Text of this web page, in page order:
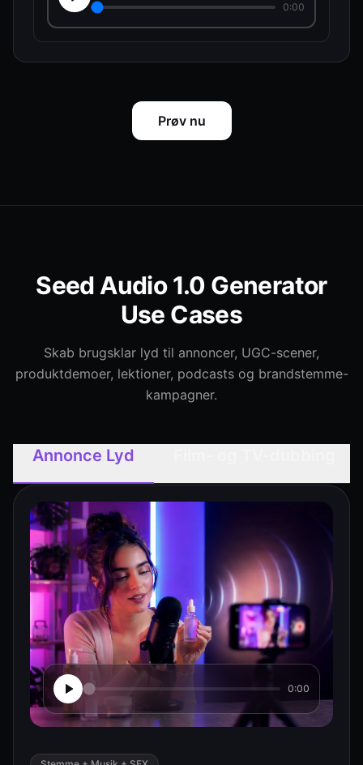
0:00
Prøv nu
Seed Audio 1.0 Generator
Use Cases
Skab brugsklar lyd til annoncer, UGC-scener,
produktdemoer, lektioner, podcasts og brandstemme-
kampagner.
Annonce Lyd
0:00